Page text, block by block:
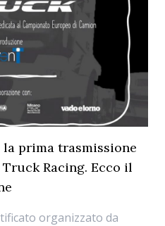
prima trasmissione
Racing. Ecco il
organizzato da